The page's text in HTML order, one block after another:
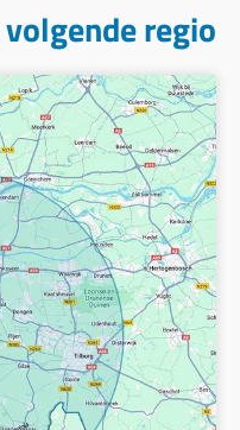
volgende regio